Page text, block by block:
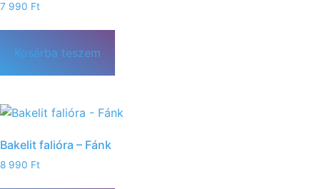
7 990 Ft
Kosárba teszem
Bakelit falióra – Fánk
8 990 Ft